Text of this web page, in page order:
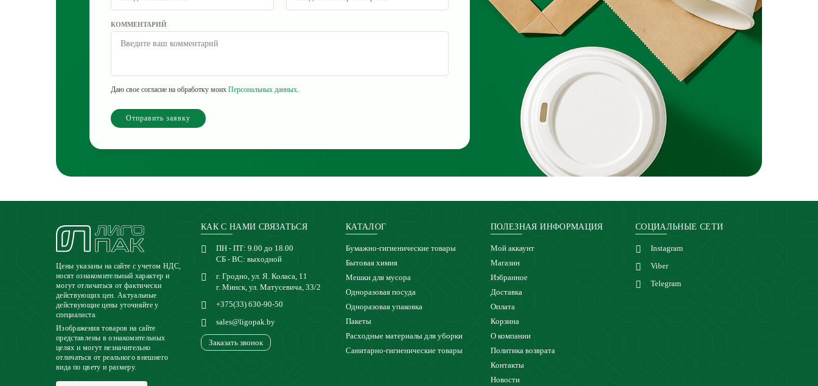
КОММЕНТАРИЙ
Даю свое согласие на обработку моих Персональных данных.
Отправить заявку
Цены указаны на сайте с учетом НДС,
носят ознакомительный характер и
могут отличаться от фактически
действующих цен. Актуальные
действующие цены уточняйте у
специалиста.
Изображения товаров на сайте
представлены в ознакомительных
целях и могут незначительно
отличаться от реального внешнего
вида по цвету и размеру.
КАК С НАМИ СВЯЗАТЬСЯ
ПН - ПТ: 9.00 до 18.00
СБ - ВС: выходной
г. Гродно, ул. Я. Коласа, 11
г. Минск, ул. Матусевича, 33/2
+375(33) 630-90-50
sales@ligopak.by
Заказать звонок
КАТАЛОГ
Бумажно-гигиенические товары
Бытовая химия
Мешки для мусора
Одноразовая посуда
Одноразовая упаковка
Пакеты
Расходные материалы для уборки
Санитарно-гигиенические товары
ПОЛЕЗНАЯ ИНФОРМАЦИЯ
Мой аккаунт
Магазин
Избранное
Доставка
Оплата
Корзина
О компании
Политика возврата
Контакты
Новости
СОЦИАЛЬНЫЕ СЕТИ
Instagram
Viber
Telegram